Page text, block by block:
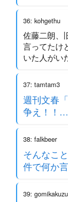
36: kohgethu
佐藤二朗、
言ってたけ
いた人がい
37: tamtam3
週刊文春
争え！！
38: falkbeer
そんなこ
件で何か
39: